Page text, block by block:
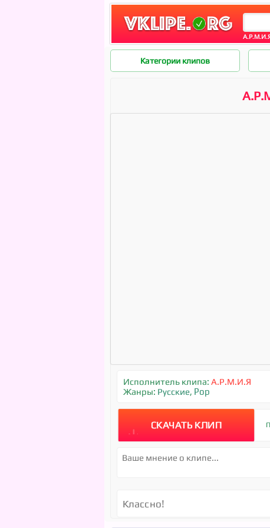
Категории клипов
Исполнитель клипа: А.Р.М.И.Я
Жанры: Русские, Pop
СКАЧАТЬ КЛИП
Классно!